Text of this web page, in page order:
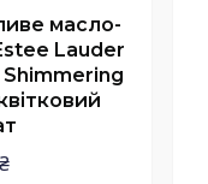
масло-
Lauder